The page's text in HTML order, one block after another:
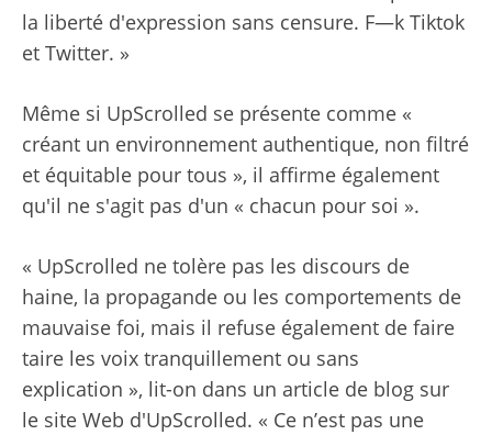
la liberté d'expression sans censure. F—k Tiktok
et Twitter. »
Même si UpScrolled se présente comme «
créant un environnement authentique, non filtré
et équitable pour tous », il affirme également
qu'il ne s'agit pas d'un « chacun pour soi ».
« UpScrolled ne tolère pas les discours de
haine, la propagande ou les comportements de
mauvaise foi, mais il refuse également de faire
taire les voix tranquillement ou sans
explication », lit-on dans un article de blog sur
le site Web d'UpScrolled. « Ce n’est pas une